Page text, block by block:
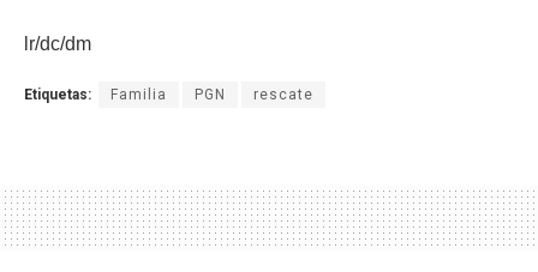
lr/dc/dm
Etiquetas: Familia PGN rescate